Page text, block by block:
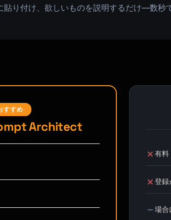
貼り付け、欲しいものを説明するだけ—数秒
すすめ
Architect
有料
登録
場合